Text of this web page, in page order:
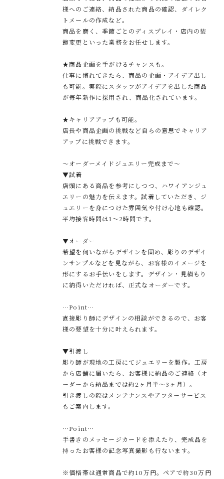
様へのご連絡、納品された商品の確認、ダイレク
トメールの作成など。
商品を磨く、季節ごとのディスプレイ・店内の装
飾変更といった業務をお任せします。
★商品企画を手がけるチャンスも。
仕事に慣れてきたら、商品の企画・アイデア出し
も可能。実際にスタッフがアイデアを出した商品
が毎年新作に採用され、商品化されています。
★キャリアアップも可能。
店長や商品企画の挑戦など自らの意思でキャリア
アップに挑戦できます。
～オーダーメイドジュエリー完成まで～
▼試着
店頭にある商品を参考にしつつ、ハワイアンジュ
エリーの魅力を伝えます。試着していただき、ジ
ュエリーを身につけた雰囲気や付け心地も確認。
平均接客時間は1～2時間です。
▼オーダー
希望を伺いながらデザインを固め、彫りのデザイ
ンサンプルなどを見ながら、お客様のイメージを
形にするお手伝いをします。デザイン・見積もり
に納得いただければ、正式なオーダーです。
…Point…
直接彫り師にデザインの相談ができるので、お客
様の要望を十分に叶えられます。
▼引渡し
彫り師が現地の工房にてジュエリーを製作。工房
から店舗に届いたら、お客様に納品のご連絡（オ
ーダーから納品までは約2ヶ月半～3ヶ月）。
引き渡しの際はメンテナンスやアフターサービス
もご案内します。
…Point…
手書きのメッセージカードを添えたり、完成品を
持ったお客様の記念写真撮影も行ないます。
※価格帯は通常商品で約10万円。ペアで約30万円